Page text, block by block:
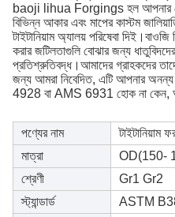
baoji lihua Forgings হল আপনার
বিভিন্ন আকার এবং মাপের কাস্টম
টাইটানিয়াম অ্যালয় পরিষেবা
করার জটিলতাগুলি বোঝার জন্য
প্রতিশ্রুতিবদ্ধ।আমাদের গ্রাহকদের
জন্য আমরা নিবেদিত, এটি আপনার
4928 বা AMS 6931 হোক না কেন,
পণ্যের নাম
টাইটানিয়াম
মাত্রা
OD(150-
শ্রেণী
Gr1 Gr2
স্ট্যান্ডার্ড
ASTM